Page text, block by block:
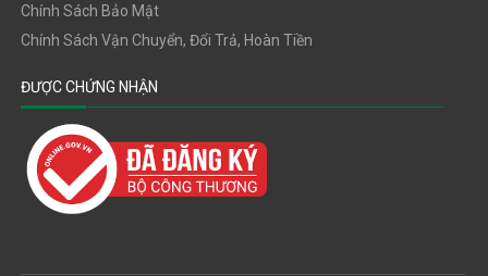
Chính Sách Bảo Mật
Chính Sách Vận Chuyển, Đổi Trả, Hoàn Tiền
ĐƯỢC CHỨNG NHẬN